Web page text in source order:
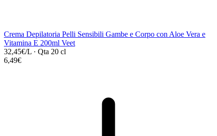
Crema Depilatoria Pelli Sensibili Gambe e Corpo con Aloe Vera e
Vitamina E 200ml Veet
32,45€/L · Qta 20 cl
6,49€